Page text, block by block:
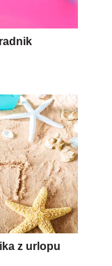
z urlopu